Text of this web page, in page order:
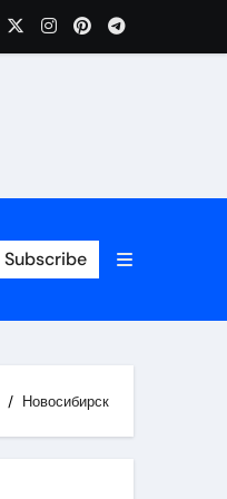
Subscribe
Новосибирск